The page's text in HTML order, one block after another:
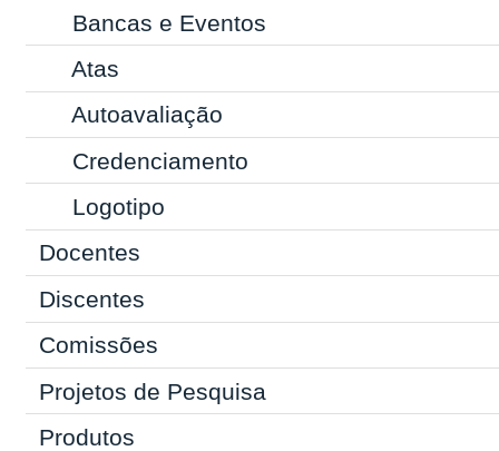
Bancas e Eventos
Atas
Autoavaliação
Credenciamento
Logotipo
Docentes
Discentes
Comissões
Projetos de Pesquisa
Produtos